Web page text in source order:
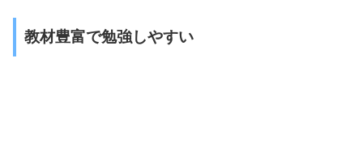
教材豊富で勉強しやすい